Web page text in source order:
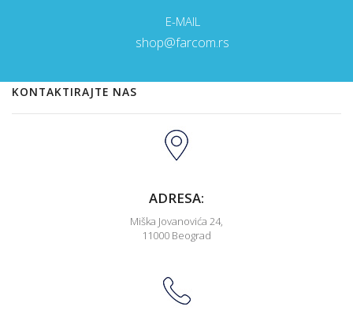
E-MAIL
shop@farcom.rs
KONTAKTIRAJTE NAS
ADRESA:
Miška Jovanovića 24,
11000 Beograd